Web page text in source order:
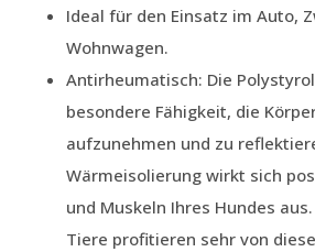
Ideal für den Einsatz im Auto,
Wohnwagen.
Antirheumatisch: Die
besondere Fähigkeit, die
aufzunehmen und zu
Wärmeisolierung wirkt sich
und Muskeln Ihres Hundes
Tiere profitieren sehr von